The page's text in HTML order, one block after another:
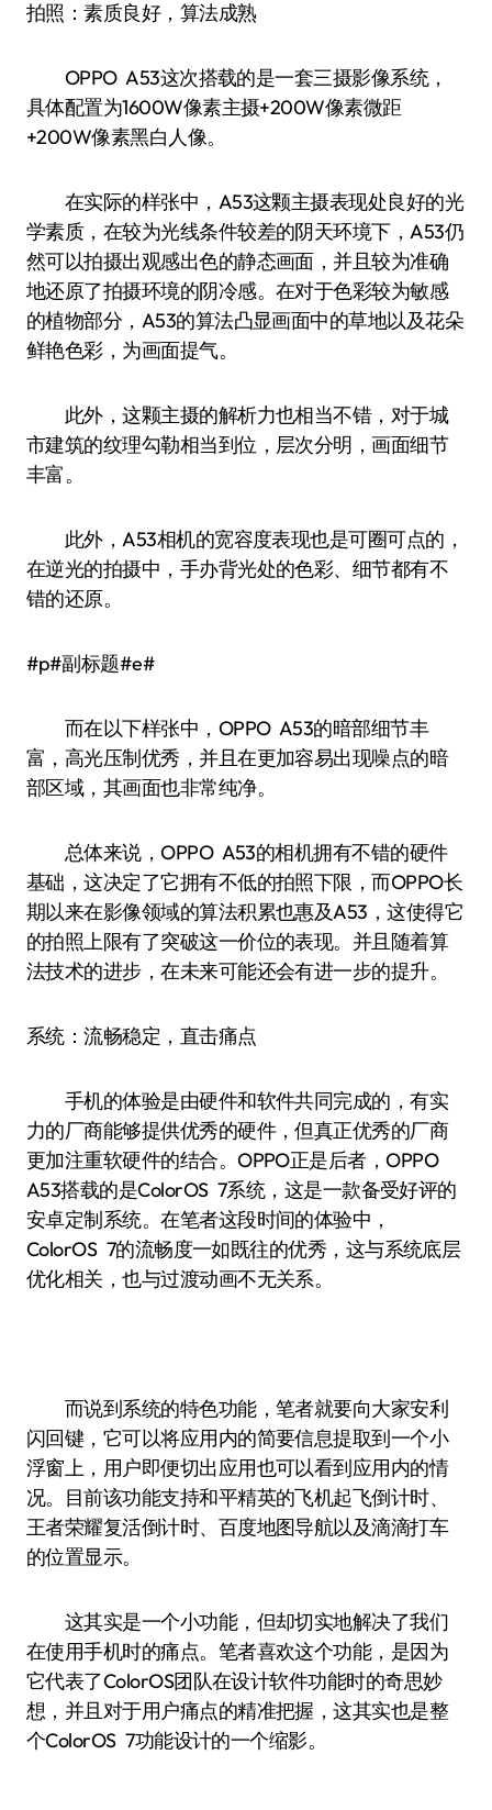
拍照：素质良好，算法成熟
OPPO A53这次搭载的是一套三摄影像系统，
具体配置为1600W像素主摄+200W像素微距
+200W像素黑白人像。
在实际的样张中，A53这颗主摄表现处良好的光
学素质，在较为光线条件较差的阴天环境下，A53仍
然可以拍摄出观感出色的静态画面，并且较为准确
地还原了拍摄环境的阴冷感。在对于色彩较为敏感
的植物部分，A53的算法凸显画面中的草地以及花朵
鲜艳色彩，为画面提气。
此外，这颗主摄的解析力也相当不错，对于城
市建筑的纹理勾勒相当到位，层次分明，画面细节
丰富。
此外，A53相机的宽容度表现也是可圈可点的，
在逆光的拍摄中，手办背光处的色彩、细节都有不
错的还原。
#p#副标题#e#
而在以下样张中，OPPO A53的暗部细节丰
富，高光压制优秀，并且在更加容易出现噪点的暗
部区域，其画面也非常纯净。
总体来说，OPPO A53的相机拥有不错的硬件
基础，这决定了它拥有不低的拍照下限，而OPPO长
期以来在影像领域的算法积累也惠及A53，这使得它
的拍照上限有了突破这一价位的表现。并且随着算
法技术的进步，在未来可能还会有进一步的提升。
系统：流畅稳定，直击痛点
手机的体验是由硬件和软件共同完成的，有实
力的厂商能够提供优秀的硬件，但真正优秀的厂商
更加注重软硬件的结合。OPPO正是后者，OPPO
A53搭载的是ColorOS 7系统，这是一款备受好评的
安卓定制系统。在笔者这段时间的体验中，
ColorOS 7的流畅度一如既往的优秀，这与系统底层
优化相关，也与过渡动画不无关系。
而说到系统的特色功能，笔者就要向大家安利
闪回键，它可以将应用内的简要信息提取到一个小
浮窗上，用户即便切出应用也可以看到应用内的情
况。目前该功能支持和平精英的飞机起飞倒计时、
王者荣耀复活倒计时、百度地图导航以及滴滴打车
的位置显示。
这其实是一个小功能，但却切实地解决了我们
在使用手机时的痛点。笔者喜欢这个功能，是因为
它代表了ColorOS团队在设计软件功能时的奇思妙
想，并且对于用户痛点的精准把握，这其实也是整
个ColorOS 7功能设计的一个缩影。